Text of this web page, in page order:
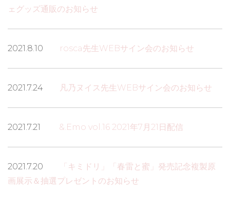
ェグッズ通販のお知らせ
2021.8.10 rosca先生WEBサイン会のお知らせ
2021.7.24 凡乃ヌイス先生WEBサイン会のお知らせ
2021.7.21 &.Emo vol.16 2021年7月21日配信
2021.7.20
「キミドリ」「春雷と蜜」発売記念複製原
画展示＆抽選プレゼントのお知らせ